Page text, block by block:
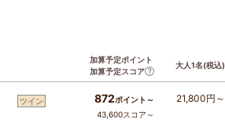
加算予定ポイント
加算予定スコア
大人1名(税込)
ツイン 872ポイント～
43,600スコア～
21,800円～